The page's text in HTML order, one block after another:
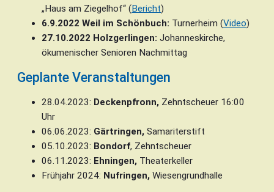
„Haus am Ziegelhof“ (Bericht)
6.9.2022 Weil im Schönbuch: Turnerheim (Video)
27.10.2022 Holzgerlingen: Johanneskirche,
ökumenischer Senioren Nachmittag
Geplante Veranstaltungen
28.04.2023: Deckenpfronn, Zehntscheuer 16:00
Uhr
06.06.2023: Gärtringen, Samariterstift
05.10.2023: Bondorf, Zehntscheuer
06.11.2023: Ehningen, Theaterkeller
Frühjahr 2024: Nufringen, Wiesengrundhalle